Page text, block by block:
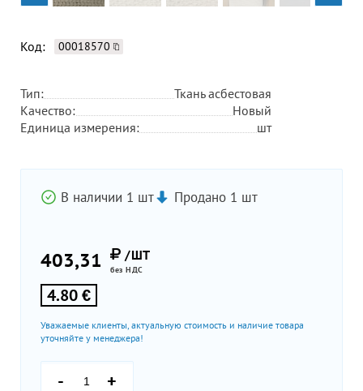
Код: 00018570
Тип:
Ткань асбестовая
Качество:
Новый
Единица измерения:
шт
В наличии 1 шт Продано 1 шт
403,31 /ШТ
без НДС
4.80 €
Уважаемые клиенты, актуальную стоимость и наличие товара
уточняйте у менеджера!
- +